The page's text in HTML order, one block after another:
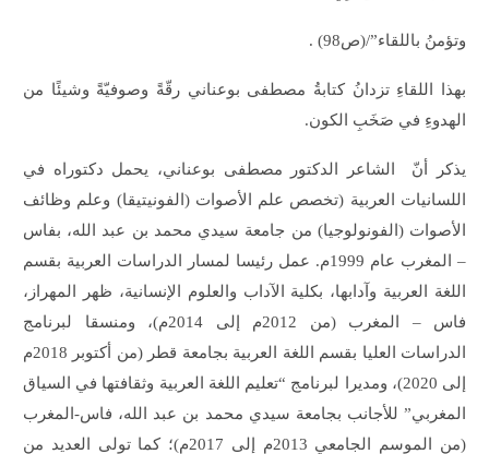
وتؤمنُ باللقاء”/(ص98) .
بهذا اللقاءِ تزدانُ كتابةُ مصطفى بوعناني رقّةً وصوفيّةً وشيئًا من
الهدوءِ في صَخَبِ الكون.
يذكر أنّ الشاعر الدكتور مصطفى بوعناني، يحمل دكتوراه في
اللسانيات العربية (تخصص علم الأصوات (الفونيتيقا) وعلم وظائف
الأصوات (الفونولوجيا) من جامعة سيدي محمد بن عبد الله، بفاس
– المغرب عام 1999م. عمل رئيسا لمسار الدراسات العربية بقسم
اللغة العربية وآدابها، بكلية الآداب والعلوم الإنسانية، ظهر المهراز،
فاس – المغرب (من 2012م إلى 2014م)، ومنسقا لبرنامج
الدراسات العليا بقسم اللغة العربية بجامعة قطر (من أكتوبر 2018م
إلى 2020)، ومديرا لبرنامج “تعليم اللغة العربية وثقافتها في السياق
المغربي” للأجانب بجامعة سيدي محمد بن عبد الله، فاس-المغرب
(من الموسم الجامعي 2013م إلى 2017م)؛ كما تولى العديد من